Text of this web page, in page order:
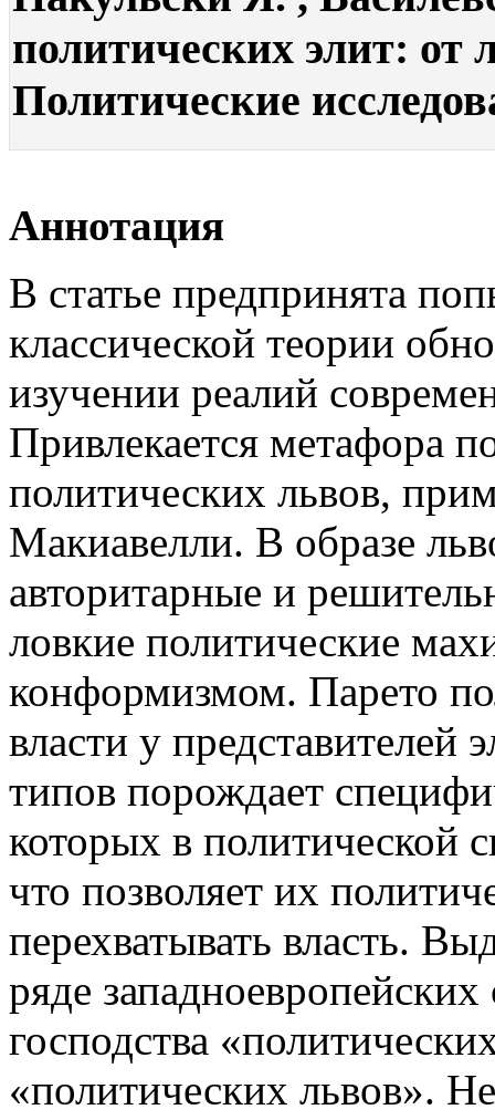
политических элит: от
Политические
Аннотация
В статье предпринята
классической теории
изучении реалий
Привлекается метафора
политических львов,
Макиавелли. В образе
авторитарные и
ловкие политические
конформизмом. Парето
власти у представителей
типов порождает
которых в политической
что позволяет их
перехватывать власть.
ряде
господства
«политических львов».